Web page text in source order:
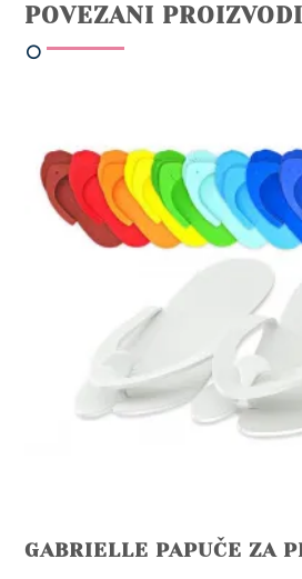
POVEZANI PROIZVODI
GABRIELLE PAPUČE ZA